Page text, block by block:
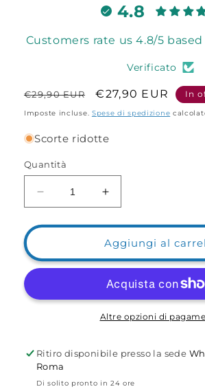
4.8
Customers rate us 4.8/5
Verificato
Prezzo
di
€29,90 EUR
Prezzo
scontato
€27,90 EUR In
Imposte incluse. Spese di spedizione
Scorte ridotte
Quantità
Diminuisci
quantità
per
Air
Pump
Bank
Aumenta
quantità
per
Akami
Air
Pump
Power
Bank
AT150
Aggiungi al
Altre opzioni di
Ritiro disponibile presso la sede
Roma
Di solito pronto in 24 ore